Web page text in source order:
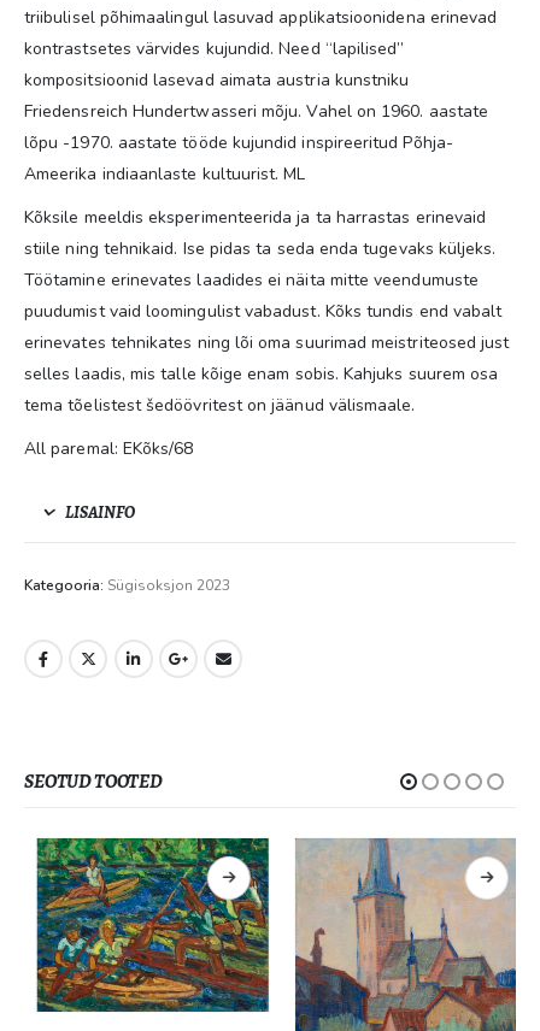
triibulisel põhimaalingul lasuvad applikatsioonidena erinevad
kontrastsetes värvides kujundid. Need “lapilised”
kompositsioonid lasevad aimata austria kunstniku
Friedensreich Hundertwasseri mõju. Vahel on 1960. aastate
lõpu -1970. aastate tööde kujundid inspireeritud Põhja-
Ameerika indiaanlaste kultuurist. ML
Kõksile meeldis eksperimenteerida ja ta harrastas erinevaid
stiile ning tehnikaid. Ise pidas ta seda enda tugevaks küljeks.
Töötamine erinevates laadides ei näita mitte veendumuste
puudumist vaid loomingulist vabadust. Kõks tundis end vabalt
erinevates tehnikates ning lõi oma suurimad meistriteosed just
selles laadis, mis talle kõige enam sobis. Kahjuks suurem osa
tema tõelistest šedöövritest on jäänud välismaale.
All paremal: EKõks/68
LISAINFO
Kategooria: Sügisoksjon 2023
SEOTUD TOOTED